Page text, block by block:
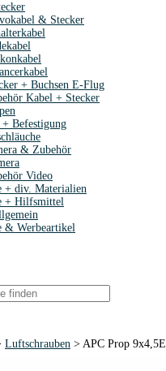
& Stecker
+ Buchsen E-Flug
Kabel + Stecker
+ Befestigung
& Zubehör
Video
+ div. Materialien
+ Hilfsmittel
& Werbeartikel
Luftschrauben > APC Prop 9x4,5E